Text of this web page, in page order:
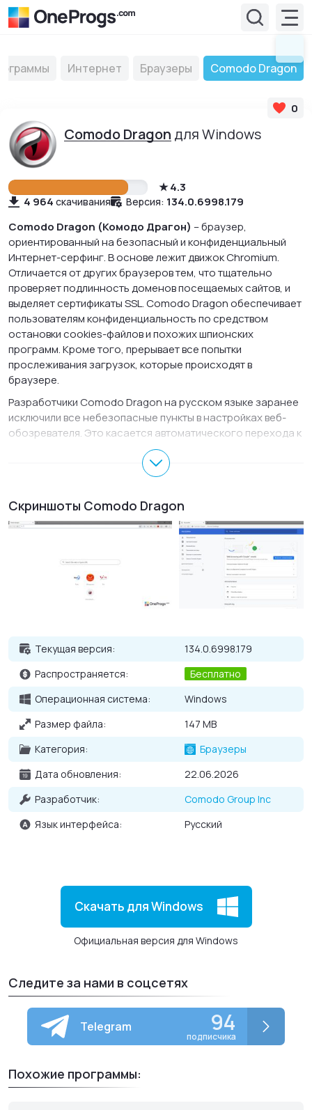
Интернет Браузеры Comodo Dragon
Comodo Dragon для Windows
0
4.3
4 964 скачивания Версия: 134.0.6998.179
Comodo Dragon (Комодо Драгон) – браузер,
ориентированный на безопасный и конфиденциальный
Интернет-серфинг. В основе лежит движок Chromium.
Отличается от других браузеров тем, что тщательно
проверяет подлинность доменов посещаемых сайтов, и
выделяет сертификаты SSL. Comodo Dragon обеспечивает
пользователям конфиденциальность по средством
остановки cookies-файлов и похожих шпионских
программ. Кроме того, прерывает все попытки
прослеживания загрузок, которые происходят в
браузере.
Разработчики Comodo Dragon на русском языке заранее
исключили все небезопасные пункты в настройках веб-
обозревателя. Это касается автоматического перехода к
Google-поиску и переводчику Google, подсказки в
адресной строке, отключили несколько кодеков. Стоит
отметить высокую стабильность работы Комодо Драгон и
работы, что не маловажно для владельцев недостаточно
мощных компьютеров или ноутбуков. Для максимально
Internet Explorer
на Comodo Dragon, предусмотрен полный импорт
пользовательских настроек.
Основные возможности Comodo Dragon для
Высокая стабильность и безопасность Интернет-
серфинга;
Анонимное посещение сайтов;
Перенос пользовательских настроек со старого
Умеренный расход системных ресурсов памяти ПК;
Защита от онлайн-угроз и хакерских атак.
Скриншоты Comodo Dragon
Текущая версия:
134.0.6998.179
Распространяется:
Бесплатно
Операционная система:
Windows
Размер файла:
147 MB
Категория:
Браузеры
Дата обновления:
22.06.2026
Разработчик:
Comodo Group Inc
Язык интерфейса:
Русский
Скачать для Windows
Официальная версия для Windows
Следите за нами в соцсетях
Telegram 94
подписчика
Похожие программы: